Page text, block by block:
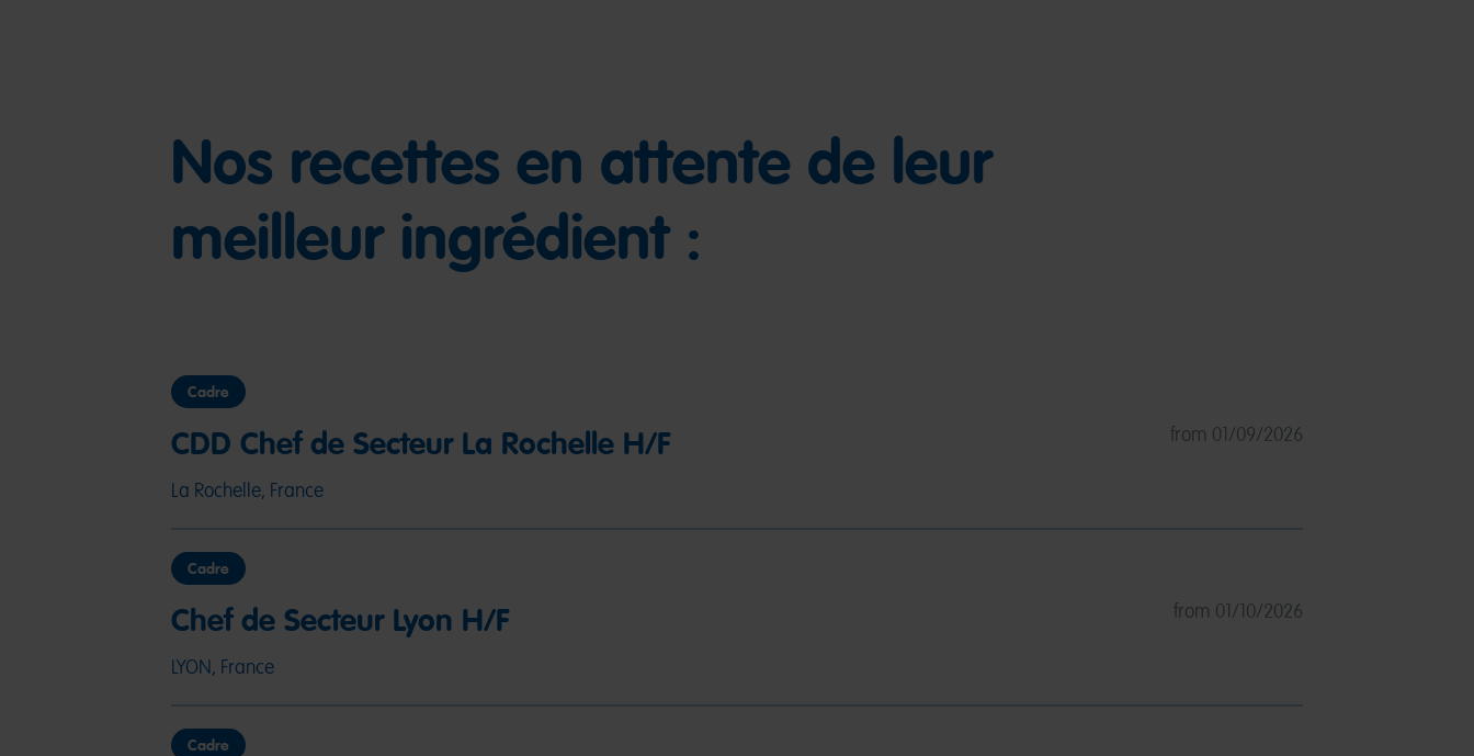
Nos recettes en attente de leur
meilleur ingrédient :
Cadre
CDD Chef de Secteur La Rochelle H/F
La Rochelle, France
from 01/09/2026
Cadre
Chef de Secteur Lyon H/F
LYON, France
from 01/10/2026
Cadre